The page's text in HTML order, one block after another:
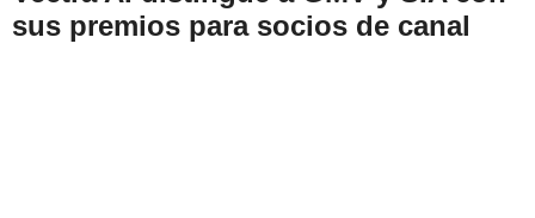
sus premios para socios de canal